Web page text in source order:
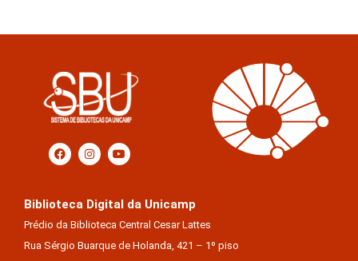
Biblioteca Digital da Unicamp
Prédio da Biblioteca Central Cesar Lattes
Rua Sérgio Buarque de Holanda, 421 – 1º piso